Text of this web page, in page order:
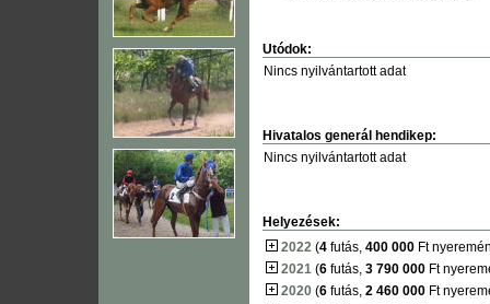
Utódok:
Nincs nyilvántartott adat
Hivatalos generál hendikep:
Nincs nyilvántartott adat
Helyezések:
2022 (4 futás, 400 000 Ft
2021 (6 futás, 3 790 000 Ft
2020 (6 futás, 2 460 000 Ft